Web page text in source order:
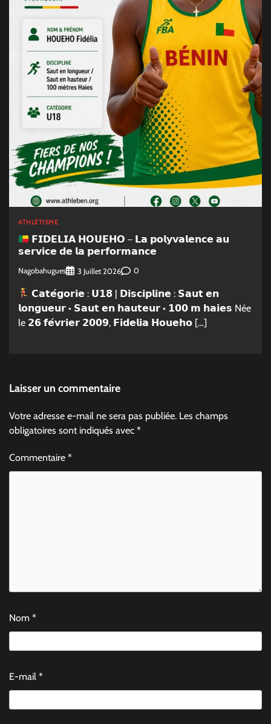
ATHLÉTISME
𝗙𝗜𝗗𝗘𝗟𝗜𝗔 𝗛𝗢𝗨𝗘𝗛𝗢 – 𝗟𝗮 𝗽𝗼𝗹𝘆𝘃𝗮𝗹𝗲𝗻𝗰𝗲 𝗮𝘂
𝘀𝗲𝗿𝘃𝗶𝗰𝗲 𝗱𝗲 𝗹𝗮 𝗽𝗲𝗿𝗳𝗼𝗿𝗺𝗮𝗻𝗰𝗲
Nagobahugues 3 Juillet 2026 0
𝗖𝗮𝘁𝗲́𝗴𝗼𝗿𝗶𝗲 : 𝗨𝟭𝟴 | 𝗗𝗶𝘀𝗰𝗶𝗽𝗹𝗶𝗻𝗲 : 𝗦𝗮𝘂𝘁 𝗲𝗻
𝗹𝗼𝗻𝗴𝘂𝗲𝘂𝗿 • 𝗦𝗮𝘂𝘁 𝗲𝗻 𝗵𝗮𝘂𝘁𝗲𝘂𝗿 • 𝟭𝟬𝟬 𝗺 𝗵𝗮𝗶𝗲𝘀 Née
le 𝟮𝟲 𝗳𝗲́𝘃𝗿𝗶𝗲𝗿 𝟮𝟬𝟬𝟵, 𝗙𝗶𝗱𝗲𝗹𝗶𝗮 𝗛𝗼𝘂𝗲𝗵𝗼 […]
Laisser un commentaire
Votre adresse e-mail ne sera pas publiée. Les champs
obligatoires sont indiqués avec *
Commentaire *
Nom *
E-mail *